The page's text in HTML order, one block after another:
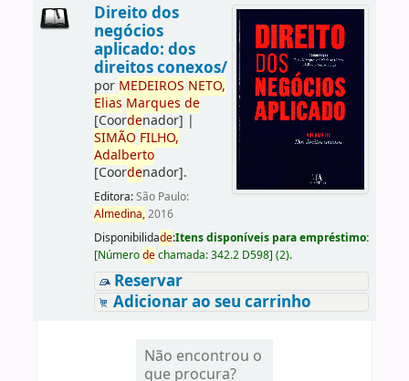
Direito dos
negócios
aplicado: dos
direitos conexos/
por MEDEIROS NETO,
Elias Marques de
[Coordenador] |
SIMÃO FILHO,
Adalberto
[Coordenador].
Editora:São Paulo:
Almedina,2016
Disponibilidade:Itens disponíveis para empréstimo:
[Númerodechamada:342.2 D598] (2).
Reservar
Adicionar ao seu carrinho
Não encontrou o
que procura?